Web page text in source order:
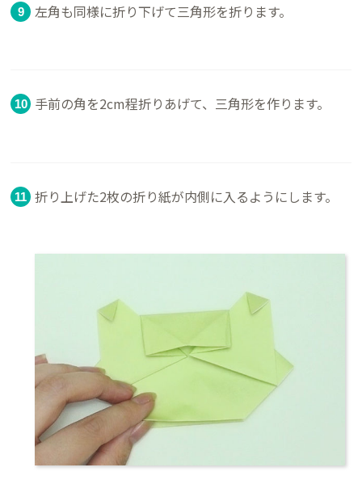
左角も同様に折り下げて三角形を折ります。
手前の角を2cm程折りあげて、三角形を作ります。
折り上げた2枚の折り紙が内側に入るようにします。